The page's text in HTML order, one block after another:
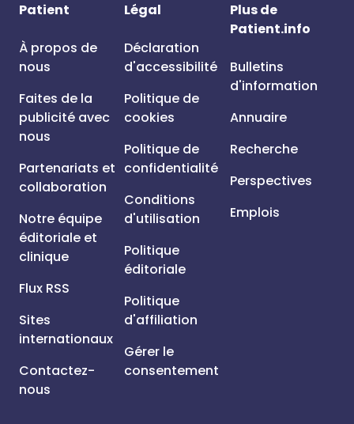
Patient
À propos de
nous
Faites de la
publicité avec
nous
Partenariats et
collaboration
Notre équipe
éditoriale et
clinique
Flux RSS
Sites
internationaux
Contactez-
nous
Légal
Déclaration
d'accessibilité
Politique de
cookies
Politique de
confidentialité
Conditions
d'utilisation
Politique
éditoriale
Politique
d'affiliation
Gérer le
consentement
Plus de
Patient.info
Bulletins
d'information
Annuaire
Recherche
Perspectives
Emplois